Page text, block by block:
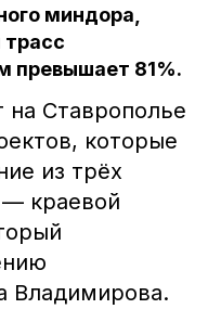
миндора,
трасс
превышает 81%.
на Ставрополье
которые
из трёх
— краевой
Владимирова.